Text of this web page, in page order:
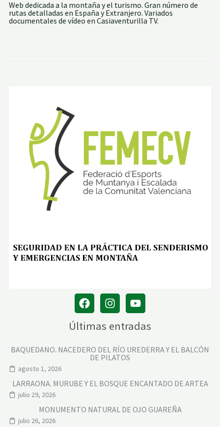
Web dedicada a la montaña y el turismo. Gran número de
rutas detalladas en España y Extranjero. Variados
documentales de vídeo en Casiaventurilla TV.
Últimas entradas
BAQUEDANO. NACEDERO DEL RÍO UREDERRA Y EL BALCÓN
DE PILATOS
agosto 1, 2026
LARRAONA. MURUBE Y EL BOSQUE ENCANTADO DE ARTEA
julio 29, 2026
MONUMENTO NATURAL DE OJO GUAREÑA
julio 26, 2026